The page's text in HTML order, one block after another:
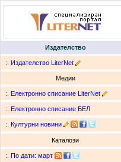
Издателство
:. Издателство LiterNet
Медии
:. Електронно списание LiterNet
:. Електронно списание БЕЛ
:. Културни новини
Каталози
:. По дати: март